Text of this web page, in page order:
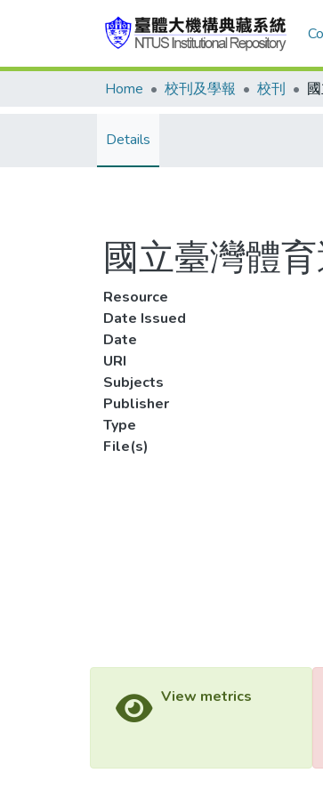
Home 校刊及學報 校刊
Details
國立臺灣體
Resource
Date Issued
Date
URI
Subjects
Publisher
Type
File(s)
View metrics